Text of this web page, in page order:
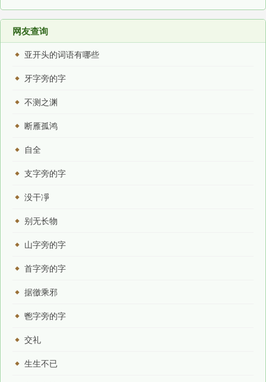
网友查询
亚开头的词语有哪些
牙字旁的字
不测之渊
断雁孤鸿
自全
支字旁的字
没干凈
别无长物
山字旁的字
首字旁的字
据徼乘邪
鬯字旁的字
交礼
生生不已